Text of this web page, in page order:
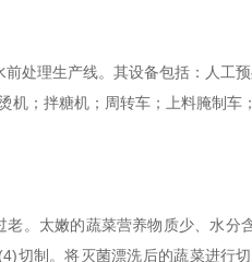
理生产线。其设备包括：人工
；拌糖机；周转车；上料腌制车
太嫩的蔬菜营养物质少、水分
制。将灭菌漂洗后的蔬菜进行